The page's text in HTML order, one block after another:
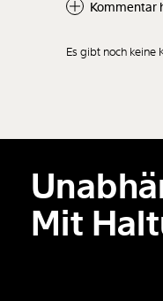
Kommentar
Der Inhalt dieses
Es gibt noch keine
Mit